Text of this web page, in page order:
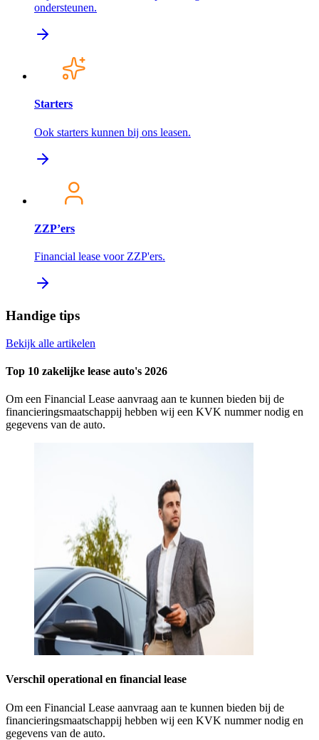
ondersteunen.
Starters
Ook starters kunnen bij ons leasen.
ZZP’ers
Financial lease voor ZZP'ers.
Handige tips
Bekijk alle artikelen
Top 10 zakelijke lease auto's 2026
Om een Financial Lease aanvraag aan te kunnen bieden bij de
financieringsmaatschappij hebben wij een KVK nummer nodig en
gegevens van de auto.
Verschil operational en financial lease
Om een Financial Lease aanvraag aan te kunnen bieden bij de
financieringsmaatschappij hebben wij een KVK nummer nodig en
gegevens van de auto.